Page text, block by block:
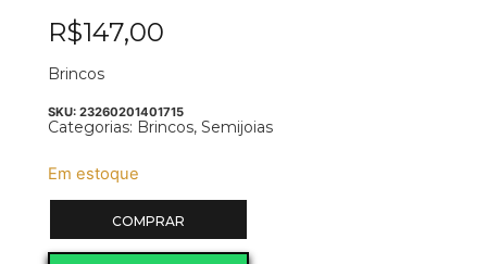
R$147,00
Brincos
SKU: 23260201401715
Categorias: Brincos, Semijoias
Em estoque
COMPRAR